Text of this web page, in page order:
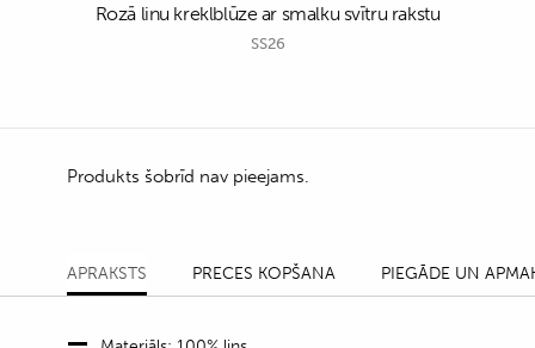
Rozā linu kreklblūze ar smalku svītru rakstu
SS26
Produkts šobrīd nav pieejams.
APRAKSTS PRECES KOPŠANA PIEGĀDE UN